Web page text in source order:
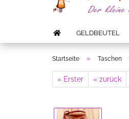
GELDBEUTEL
Startseite » Taschen
« Erster « zurück